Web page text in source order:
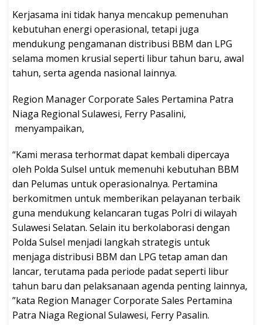
Kerjasama ini tidak hanya mencakup pemenuhan
kebutuhan energi operasional, tetapi juga
mendukung pengamanan distribusi BBM dan LPG
selama momen krusial seperti libur tahun baru, awal
tahun, serta agenda nasional lainnya.
Region Manager Corporate Sales Pertamina Patra
Niaga Regional Sulawesi, Ferry Pasalini,
menyampaikan,
“Kami merasa terhormat dapat kembali dipercaya
oleh Polda Sulsel untuk memenuhi kebutuhan BBM
dan Pelumas untuk operasionalnya. Pertamina
berkomitmen untuk memberikan pelayanan terbaik
guna mendukung kelancaran tugas Polri di wilayah
Sulawesi Selatan. Selain itu berkolaborasi dengan
Polda Sulsel menjadi langkah strategis untuk
menjaga distribusi BBM dan LPG tetap aman dan
lancar, terutama pada periode padat seperti libur
tahun baru dan pelaksanaan agenda penting lainnya,
”kata Region Manager Corporate Sales Pertamina
Patra Niaga Regional Sulawesi, Ferry Pasalin.